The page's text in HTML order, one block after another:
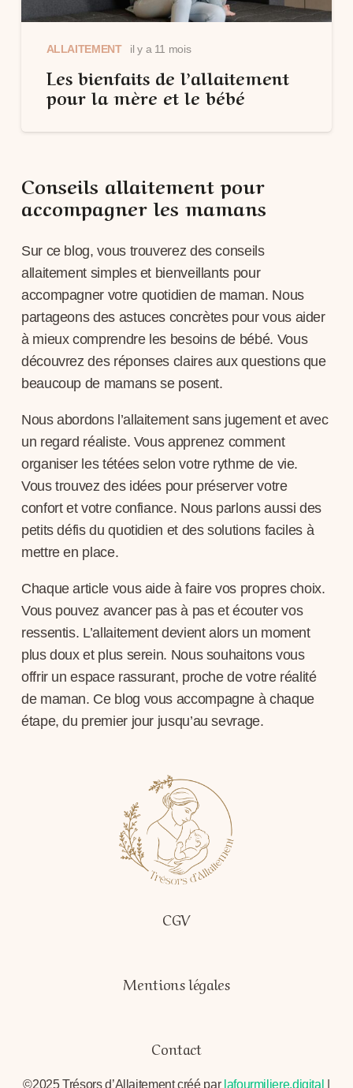
ALLAITEMENT il y a 11 mois
Les bienfaits de l’allaitement
pour la mère et le bébé
Conseils allaitement pour
accompagner les mamans
Sur ce blog, vous trouverez desconseils
allaitement simples et bienveillants pour
accompagner votre quotidien de maman. Nous
partageons des astuces concrètes pour vous aider
à mieux comprendre les besoins de bébé. Vous
découvrez des réponses claires aux questions que
beaucoup de mamans se posent.
Nous abordons l’allaitement sans jugement et avec
un regard réaliste. Vous apprenez comment
organiser les tétées selon votre rythme de vie.
Vous trouvez des idées pour préserver votre
confort et votre confiance. Nous parlons aussi des
petits défis du quotidien et des solutions faciles à
mettre en place.
Chaque article vous aide à faire vos propres choix.
Vous pouvez avancer pas à pas et écouter vos
ressentis. L’allaitement devient alors un moment
plus doux et plus serein. Nous souhaitons vous
offrir un espace rassurant, proche de votre réalité
de maman. Ce blog vous accompagne à chaque
étape, du premier jour jusqu’au sevrage.
CGV
Mentions légales
Contact
©2025 Trésors d’Allaitement créé par lafourmiliere.digital